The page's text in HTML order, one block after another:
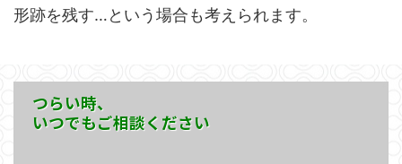
形跡を残す…という場合も考えられます。
つらい時、
いつでもご相談ください